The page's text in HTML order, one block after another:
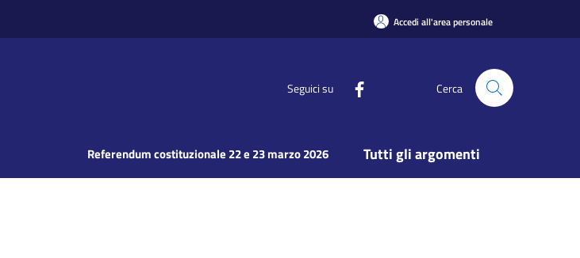
Accedi all'area personale
Seguici su Cerca
Referendum costituzionale 22 e 23 marzo 2026 Tutti gli argomenti